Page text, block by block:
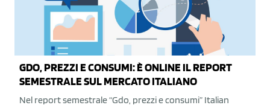
GDO, PREZZI E CONSUMI: È ONLINE IL REPORT
SEMESTRALE SUL MERCATO ITALIANO
Nel report semestrale “Gdo, prezzi e consumi” Italian